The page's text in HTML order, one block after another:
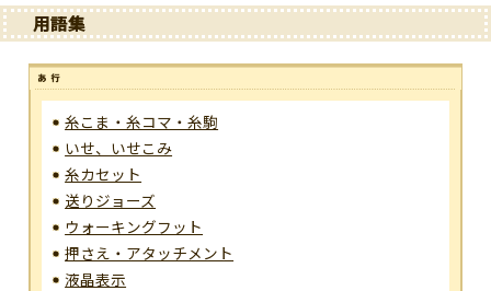
用語集
糸こま・糸コマ・糸駒
いせ、いせこみ
糸カセット
送りジョーズ
ウォーキングフット
押さえ・アタッチメント
液晶表示